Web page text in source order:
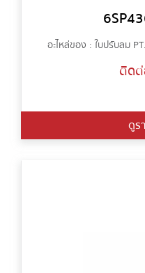
อะไหล่ของ : ใบปรับลม
ติด
ดูร